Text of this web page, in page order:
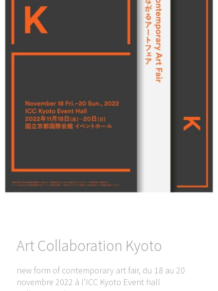
Art Collaboration Kyoto
new form of contemporary art fair, du 18 au 20
novembre 2022 à l’ICC Kyoto Event hall